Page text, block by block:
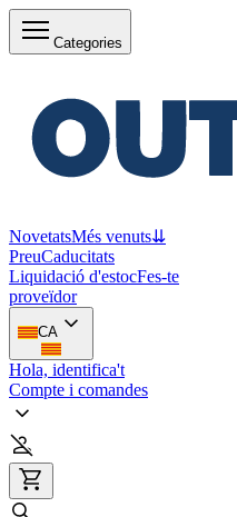
Categories
NovetatsMés venuts⇊
PreuCaducitats
Liquidació d'estocFes-te
proveïdor
CA
Hola, identifica't
Compte i comandes